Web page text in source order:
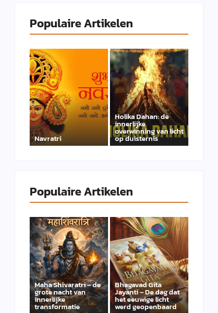
Populaire Artikelen
Navratri
Holika Dahan: de
innerlijke
overwinning van licht
op duisternis
Populaire Artikelen
Maha Shivaratri – de
grote nacht van
innerlijke
transformatie
Bhagavad Gita
Jayanti – De dag dat
het eeuwige licht
werd geopenbaard